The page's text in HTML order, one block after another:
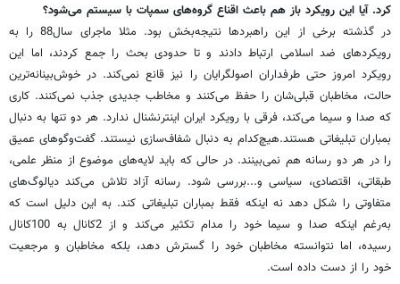
کرد. آیا این رویکرد باز هم باعث اقناع گروه‌های سمپات با سیستم می‌شود؟
در گذشته برخی از این راهبردها نتیجه‌بخش بود. مثلا ماجرای سال88 را به
رویکردهای ضد اسلامی ارتباط دادند و تا حدودی بحث را جمع کردند، اما این
رویکرد امروز حتی طرفداران اصولگرایان را نیز قانع نمی‌کند. در خوش‌بینانه‌ترین
حالت، مخاطبان قبلی‌شان را حفظ می‌کنند و مخاطب جدیدی جذب نمی‌کنند. کاری
که صدا و سیما می‌کند، فرقی با رویکرد ایران اینترنشنال ندارد. هر دو تنها به دنبال
بمباران تبلیغاتی هستند.هیچ‌کدام به دنبال شفاف‌سازی نیستند. گفت‌وگوهای عمیق
را در هر دو رسانه هم نمی‌بینند. در حالی که باید لایه‌های موضوع از منظر علمی،
طبقاتی، اقتصادی، سیاسی و...بررسی شود. رسانه آزاد تلاش می‌کند دیالوگ‌های
متفاوتی را شکل دهد نه اینکه فقط بمباران تبلیغاتی کند. به این دلیل است که
به‌رغم اینکه صدا و سیما خود را مدام تکثیر می‌کند و از 2کانال به 100کانال
رسیده، اما نتوانسته مخاطبان خود را گسترش دهد، بلکه مخاطبان و مرجعیت
خود را از دست داده است.